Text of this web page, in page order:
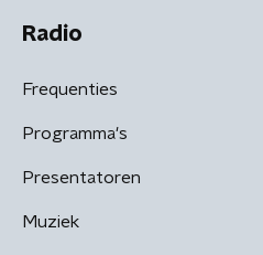
Radio
Frequenties
Programma's
Presentatoren
Muziek